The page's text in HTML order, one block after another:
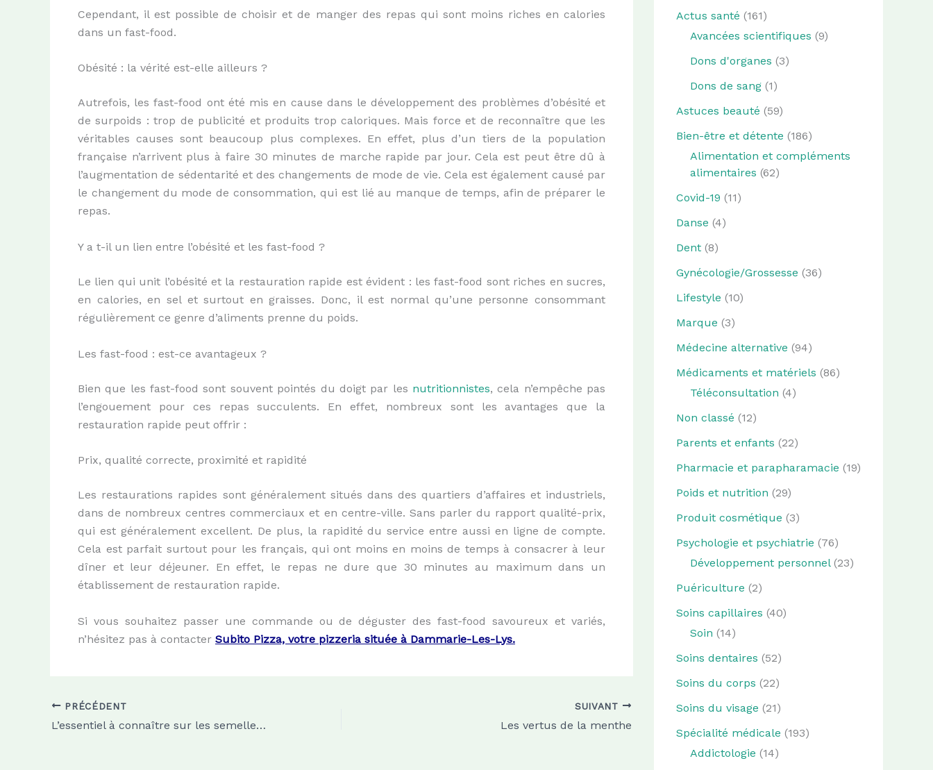
Cependant, il est possible de choisir et de manger des repas qui sont moins riches en calories
dans un fast-food.
Obésité : la vérité est-elle ailleurs ?
Autrefois, les fast-food ont été mis en cause dans le développement des problèmes d’obésité et
de surpoids : trop de publicité et produits trop caloriques. Mais force et de reconnaître que les
véritables causes sont beaucoup plus complexes. En effet, plus d’un tiers de la population
française n’arrivent plus à faire 30 minutes de marche rapide par jour. Cela est peut être dû à
l’augmentation de sédentarité et des changements de mode de vie. Cela est également causé par
le changement du mode de consommation, qui est lié au manque de temps, afin de préparer le
repas.
Y a t-il un lien entre l’obésité et les fast-food ?
Le lien qui unit l’obésité et la restauration rapide est évident : les fast-food sont riches en sucres,
en calories, en sel et surtout en graisses. Donc, il est normal qu’une personne consommant
régulièrement ce genre d’aliments prenne du poids.
Les fast-food : est-ce avantageux ?
Bien que les fast-food sont souvent pointés du doigt par les nutritionnistes, cela n’empêche pas
l’engouement pour ces repas succulents. En effet, nombreux sont les avantages que la
restauration rapide peut offrir :
Prix, qualité correcte, proximité et rapidité
Les restaurations rapides sont généralement situés dans des quartiers d’affaires et industriels,
dans de nombreux centres commerciaux et en centre-ville. Sans parler du rapport qualité-prix,
qui est généralement excellent. De plus, la rapidité du service entre aussi en ligne de compte.
Cela est parfait surtout pour les français, qui ont moins en moins de temps à consacrer à leur
dîner et leur déjeuner. En effet, le repas ne dure que 30 minutes au maximum dans un
établissement de restauration rapide.
Si vous souhaitez passer une commande ou de déguster des fast-food savoureux et variés,
n’hésitez pas à contacter Subito Pizza, votre pizzeria située à Dammarie-Les-Lys.
PRÉCÉDENT
L’essentiel à connaître sur les semelles orthopédiques
SUIVANT
Les vertus de la menthe
Actus santé (161)
Avancées scientifiques (9)
Dons d'organes (3)
Dons de sang (1)
Astuces beauté (59)
Bien-être et détente (186)
Alimentation et compléments
alimentaires (62)
Covid-19 (11)
Danse (4)
Dent (8)
Gynécologie/Grossesse (36)
Lifestyle (10)
Marque (3)
Médecine alternative (94)
Médicaments et matériels (86)
Téléconsultation (4)
Non classé (12)
Parents et enfants (22)
Pharmacie et parapharamacie (19)
Poids et nutrition (29)
Produit cosmétique (3)
Psychologie et psychiatrie (76)
Développement personnel(23)
Puériculture (2)
Soins capillaires (40)
Soin (14)
Soins dentaires (52)
Soins du corps (22)
Soins du visage (21)
Spécialité médicale (193)
Addictologie (14)